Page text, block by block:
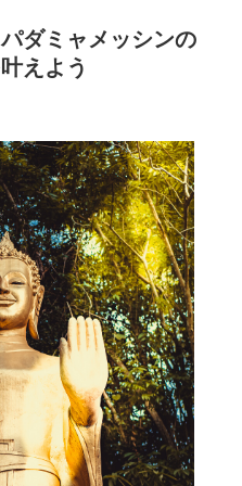
ダミャメッシンの
えよう